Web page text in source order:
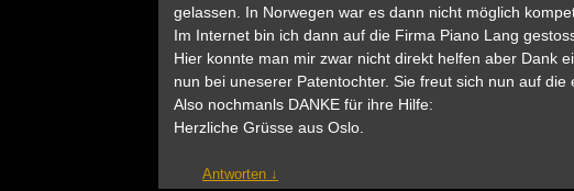
gelassen. In Norwegen war es dann nicht möglich
Im Internet bin ich dann auf die Firma Piano Lang
Hier konnte man mir zwar nicht direkt helfen aber Dank
nun bei uneserer Patentochter. Sie freut sich nun auf die
Also nochmanls DANKE für ihre Hilfe:
Herzliche Grüsse aus Oslo.
Antworten ↓